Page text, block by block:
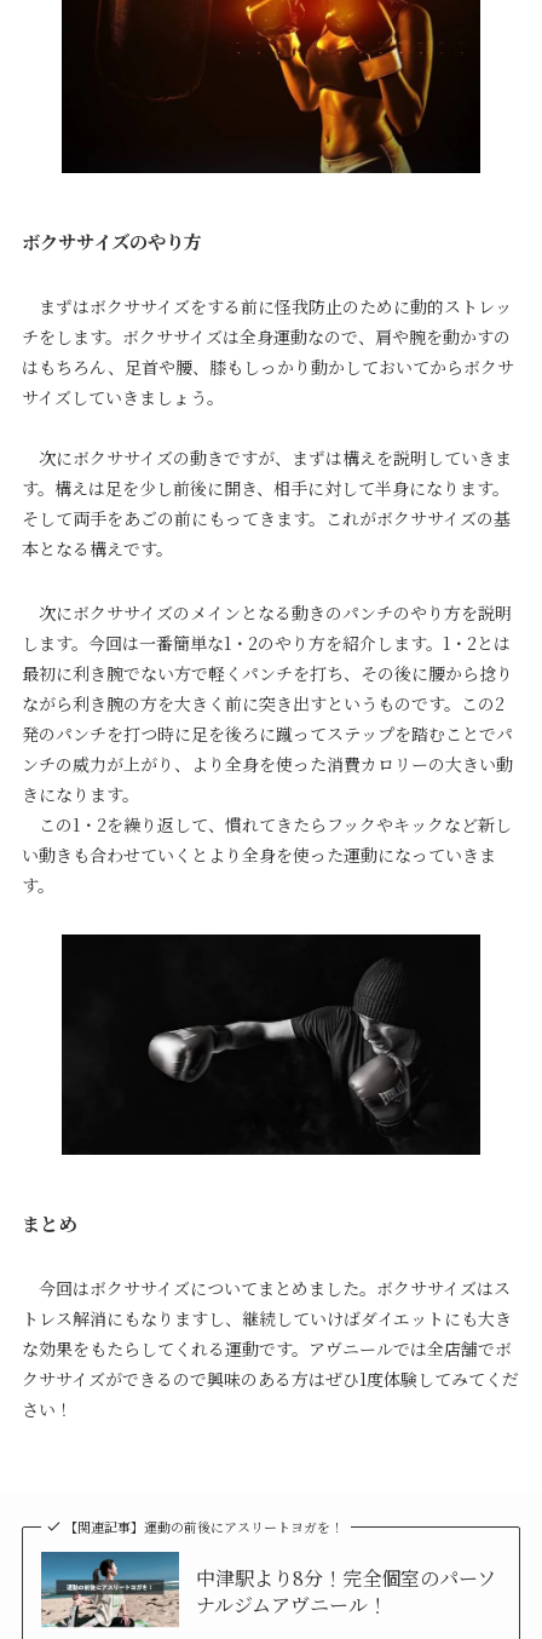
ボクササイズのやり方
まずはボクササイズをする前に怪我防止のために動的ストレッ
チをします。ボクササイズは全身運動なので、肩や腕を動かすの
はもちろん、足首や腰、膝もしっかり動かしておいてからボクサ
サイズしていきましょう。
次にボクササイズの動きですが、まずは構えを説明していきま
す。構えは足を少し前後に開き、相手に対して半身になります。
そして両手をあごの前にもってきます。これがボクササイズの基
本となる構えです。
次にボクササイズのメインとなる動きのパンチのやり方を説明
します。今回は一番簡単な1・2のやり方を紹介します。1・2とは
最初に利き腕でない方で軽くパンチを打ち、その後に腰から捻り
ながら利き腕の方を大きく前に突き出すというものです。この2
発のパンチを打つ時に足を後ろに蹴ってステップを踏むことでパ
ンチの威力が上がり、より全身を使った消費カロリーの大きい動
きになります。
この1・2を繰り返して、慣れてきたらフックやキックなど新し
い動きも合わせていくとより全身を使った運動になっていきま
す。
まとめ
今回はボクササイズについてまとめました。ボクササイズはス
トレス解消にもなりますし、継続していけばダイエットにも大き
な効果をもたらしてくれる運動です。アヴニールでは全店舗でボ
クササイズができるので興味のある方はぜひ1度体験してみてくだ
さい！
【関連記事】運動の前後にアスリートヨガを！
中津駅より8分！完全個室のパーソ
ナルジムアヴニール！